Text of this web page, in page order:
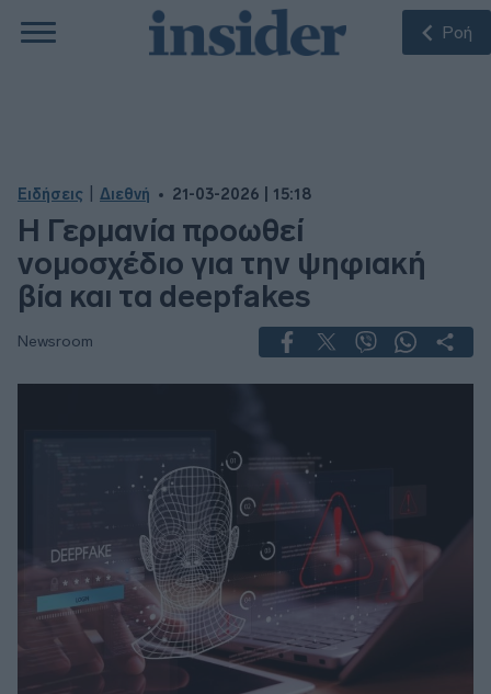
Ροή
Ειδήσεις Διεθνή 21-03-2026 | 15:18
Η Γερμανία προωθεί
νομοσχέδιο για την ψηφιακή
βία και τα deepfakes
Newsroom